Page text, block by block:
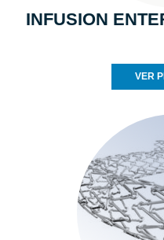
INFUSION
VER